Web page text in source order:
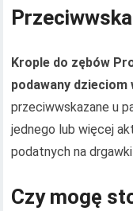
Krople do zębów
podawany dzieciom
przeciwwskazane u
jednego lub więcej
podatnych na
Czy mogę